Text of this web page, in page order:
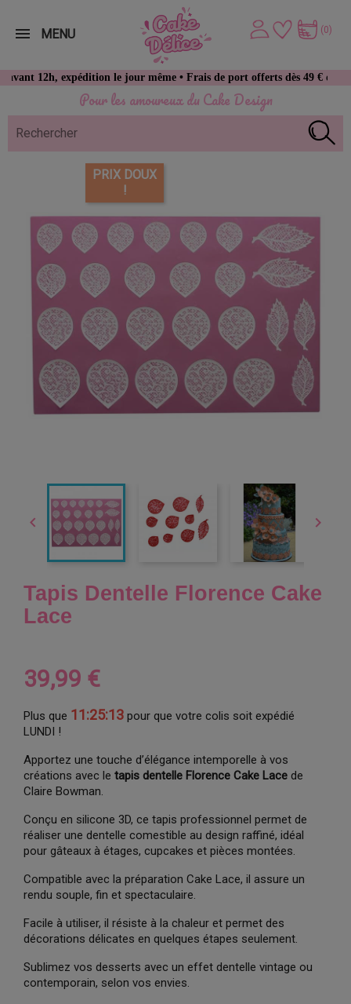
Pour les amoureux du Cake Design
expédition le jour même • Frais de port offerts dès 49 € d’achat
(0)
MENU
PRIX DOUX
!
 
Tapis Dentelle Florence Cake
Lace
39,99 €
Plus que 11:25:12 pour que votre colis soit expédié
LUNDI !
Apportez une touche d’élégance intemporelle à vos
créations avec le tapis dentelle Florence Cake Lace de
Claire Bowman.
Conçu en silicone 3D, ce tapis professionnel permet de
réaliser une dentelle comestible au design raffiné, idéal
pour gâteaux à étages, cupcakes et pièces montées.
Compatible avec la préparation Cake Lace, il assure un
rendu souple, fin et spectaculaire.
Facile à utiliser, il résiste à la chaleur et permet des
décorations délicates en quelques étapes seulement.
Sublimez vos desserts avec un effet dentelle vintage ou
contemporain, selon vos envies.